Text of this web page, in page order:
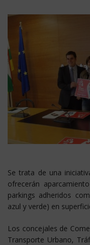
Se trata de una
ofrecerán
parkings adheridos
azul y verde) en
Los concejales de
Transporte Urbano,